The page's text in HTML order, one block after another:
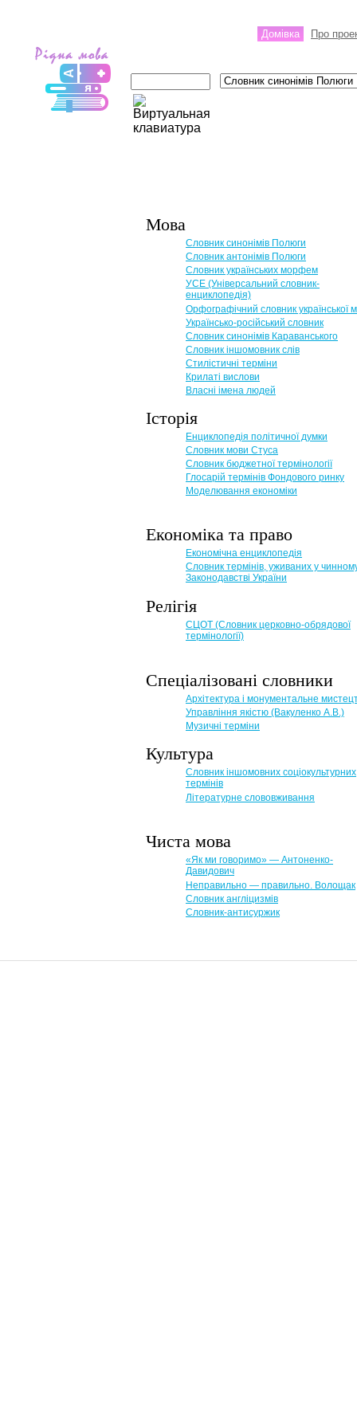
Домівка Про
Мова
Словник синонімів Полюги
Словник антонімів Полюги
Словник українських морфем
УСЕ (Універсальний словник-
енциклопедія)
Орфографічний словник української
Українсько-російський словник
Словник синонімів Караванського
Словник іншомовник слів
Стилістичні терміни
Крилаті вислови
Власні імена людей
Історія
Енциклопедія політичної думки
Словник мови Стуса
Словник бюджетної термінології
Глосарій термінів Фондового ринку
Моделювання економіки
Економіка та право
Eкономічна енциклопедія
Словник термінів, уживаних у
Законодавстві України
Релігія
СЦОТ (Словник церковно-обрядової
термінології)
Спеціалізовані словники
Архітектура і монументальне
Управління якістю (Вакуленко А.В.)
Музичні терміни
Культура
Словник іншомовних соціокультурних
термінів
Літературне слововживання
Чиста мова
«Як ми говоримо» — Антоненко-
Давидович
Неправильно — правильно. Волощак
Словник англіцизмів
Словник-антисуржик